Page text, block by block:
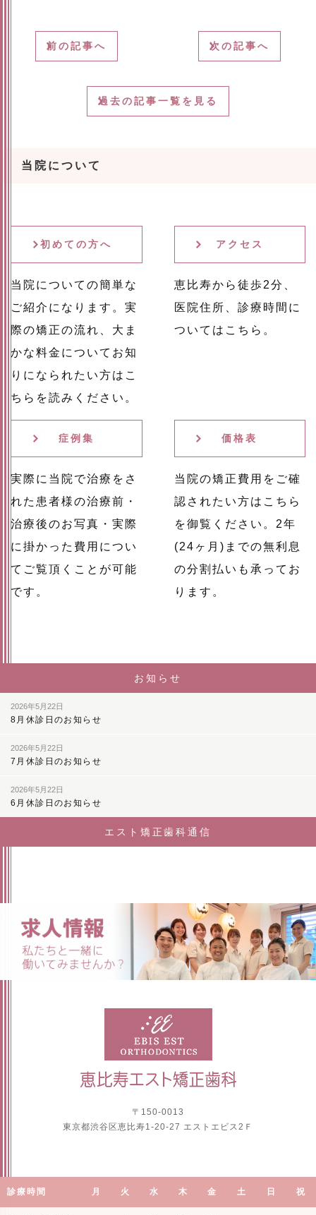
前の記事へ 次の記事へ
過去の記事一覧を見る
当院について
初めての方へ
当院についての簡単な
ご紹介になります。実
際の矯正の流れ、大ま
かな料金についてお知
りになられたい方はこ
ちらを読みください。
アクセス
恵比寿から徒歩2分、
医院住所、診療時間に
ついてはこちら。
症例集
実際に当院で治療をさ
れた患者様の治療前・
治療後のお写真・実際
に掛かった費用につい
てご覧頂くことが可能
です。
価格表
当院の矯正費用をご確
認されたい方はこちら
を御覧ください。2年
(24ヶ月)までの無利息
の分割払いも承ってお
ります。
お知らせ
2026年5月22日
8月休診日のお知らせ
2026年5月22日
7月休診日のお知らせ
2026年5月22日
6月休診日のお知らせ
エスト矯正歯科通信
〒150-0013
東京都渋谷区恵比寿1-20-27 エストエビス2Ｆ
診療時間 月 火 水 木 金 土 日 祝